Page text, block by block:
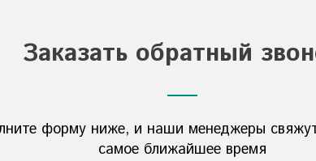
Заказать обратный
форму ниже, и наши менеджеры
самое ближайшее время